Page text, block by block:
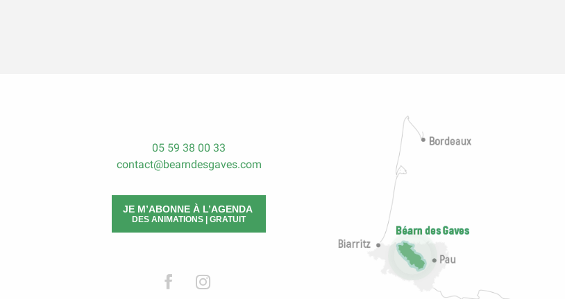
05 59 38 00 33
contact@bearndesgaves.com
JE M’ABONNE À L’AGENDA
DES ANIMATIONS | GRATUIT